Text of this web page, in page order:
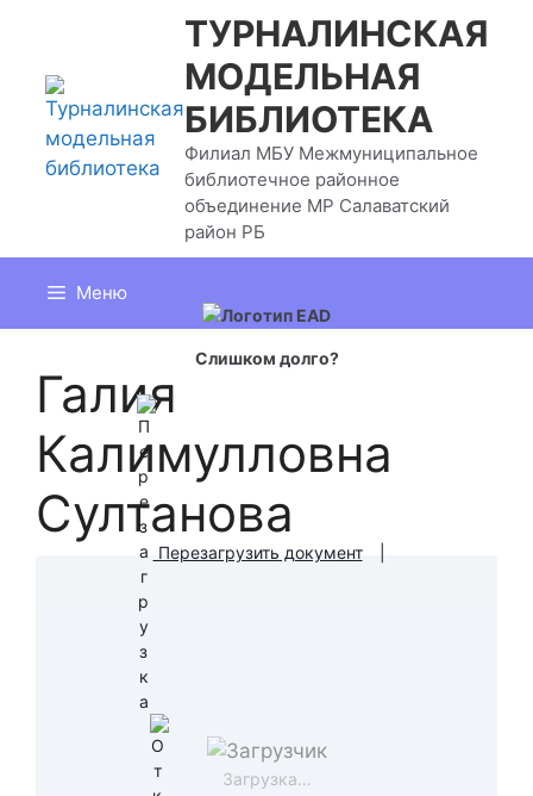
содержимому
ТУРНАЛИНСКАЯ
МОДЕЛЬНАЯ
БИБЛИОТЕКА
Филиал МБУ Межмуниципальное
библиотечное районное
объединение МР Салаватский
район РБ
Меню
Галия
Калимулловна
Султанова
Загрузка…
Слишком долго?
Перезагрузить документ